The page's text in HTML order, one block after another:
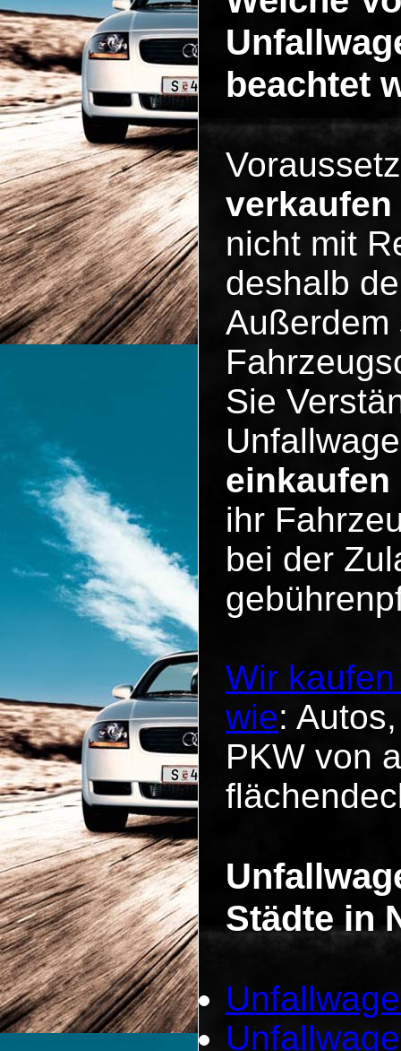
beachtet
verkaufen
nicht mit
deshalb
Außerdem
Sie
einkaufen
ihr
bei der
Wir
wie:
PKW von
Städte in